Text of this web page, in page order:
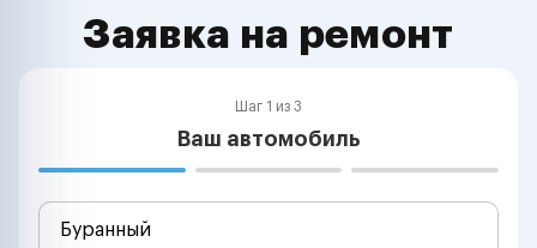
Заявка на ремонт
Шаг 1 из 3
Ваш автомобиль